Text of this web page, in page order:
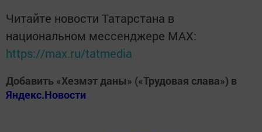
Читайте новости Татарстана в
национальном мессенджере MАХ:
https://max.ru/tatmedia
Добавить «Хезмэт даны» («Трудовая слава») в
Яндекс.Новости